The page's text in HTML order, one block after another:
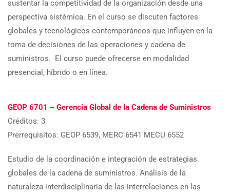
sustentar la competitividad de la organización desde una
perspectiva sistémica. En el curso se discuten factores
globales y tecnológicos contemporáneos que influyen en la
toma de decisiones de las operaciones y cadena de
suministros. El curso puede ofrecerse en modalidad
presencial, híbrido o en línea.
GEOP 6701 – Gerencia Global de la Cadena de Suministros
Créditos: 3
Prerrequisitos: GEOP 6539, MERC 6541 MECU 6552
Estudio de la coordinación e integración de estrategias
globales de la cadena de suministros. Análisis de la
naturaleza interdisciplinaria de las interrelaciones en las